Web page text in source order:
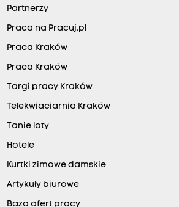
Partnerzy
Praca na Pracuj.pl
Praca Kraków
Praca Kraków
Targi pracy Kraków
Telekwiaciarnia Kraków
Tanie loty
Hotele
Kurtki zimowe damskie
Artykuły biurowe
Baza ofert pracy